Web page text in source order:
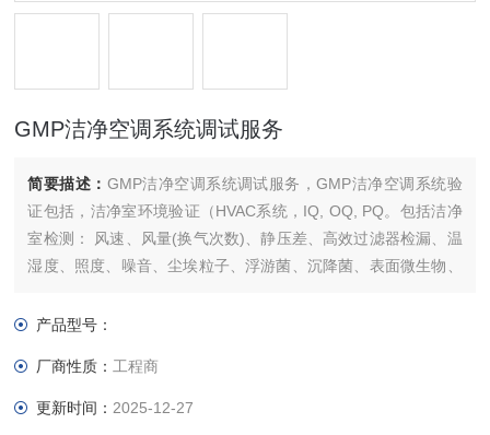
GMP洁净空调系统调试服务
简要描述： GMP洁净空调系统调试服务，GMP洁净空调系统验
证包括，洁净室环境验证（HVAC系统，IQ, OQ, PQ。包括洁净
室检测： 风速、风量(换气次数)、静压差、高效过滤器检漏、温
湿度、照度、噪音、尘埃粒子、浮游菌、沉降菌、表面微生物、
产品型号：
厂商性质： 工程商
更新时间： 2025-12-27